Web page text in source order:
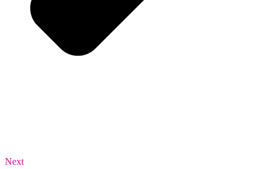
Next